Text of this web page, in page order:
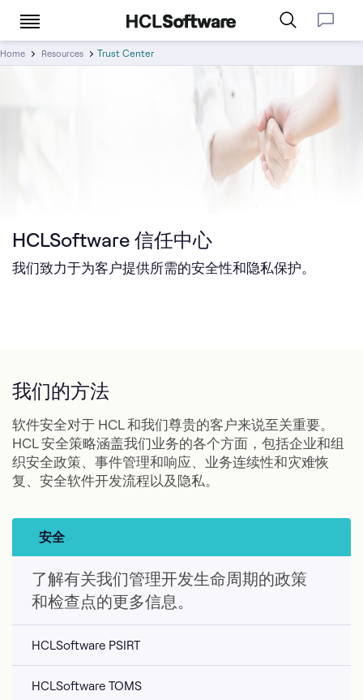
Home Resources Trust Center
HCLSoftware 信任中心
我们致力于为客户提供所需的安全性和隐私保护。
我们的方法
软件安全对于 HCL 和我们尊贵的客户来说至关重要。
HCL 安全策略涵盖我们业务的各个方面，包括企业和组
织安全政策、事件管理和响应、业务连续性和灾难恢
复、安全软件开发流程以及隐私。
安全
了解有关我们管理开发生命周期的政策
和检查点的更多信息。
HCLSoftware PSIRT
HCLSoftware TOMS